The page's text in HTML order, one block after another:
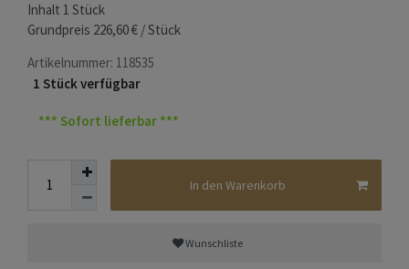
Inhalt 1 Stück
Grundpreis 226,60 € / Stück
Artikelnummer: 118535
1 Stück verfügbar
*** Sofort lieferbar ***
In den Warenkorb
Wunschliste